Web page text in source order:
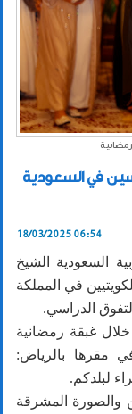
في السعودية
18/03/2025 06:54
السعودية الشيخ
في المملكة
الدراسي.
غبقة رمضانية
في مقرها بالرياض:
لبلدكم.
والصورة المشرقة